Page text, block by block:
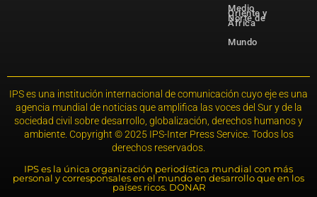
Medio
Oriente y
Norte de
África
Mundo
IPS es una institución internacional de comunicación cuyo eje es una
agencia mundial de noticias que amplifica las voces del Sur y de la
sociedad civil sobre desarrollo, globalización, derechos humanos y
ambiente. Copyright © 2025 IPS-Inter Press Service. Todos los
derechos reservados.
IPS es la única organización periodística mundial con más
personal y corresponsales en el mundo en desarrollo que en los
países ricos. DONAR